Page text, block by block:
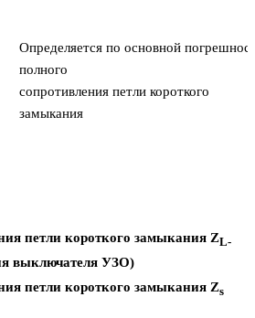
Определяется по основной
полного
сопротивления петли короткого
замыкания
петли короткого замыкания ZL-
выключателя УЗО)
петли короткого замыкания Zs